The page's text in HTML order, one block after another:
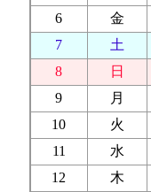
6
金
7
土
8
日
9
月
10
火
11
水
12
木